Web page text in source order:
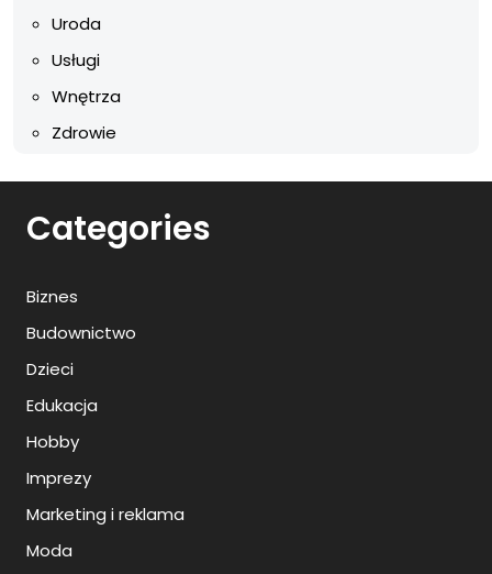
Uroda
Usługi
Wnętrza
Zdrowie
Categories
Biznes
Budownictwo
Dzieci
Edukacja
Hobby
Imprezy
Marketing i reklama
Moda